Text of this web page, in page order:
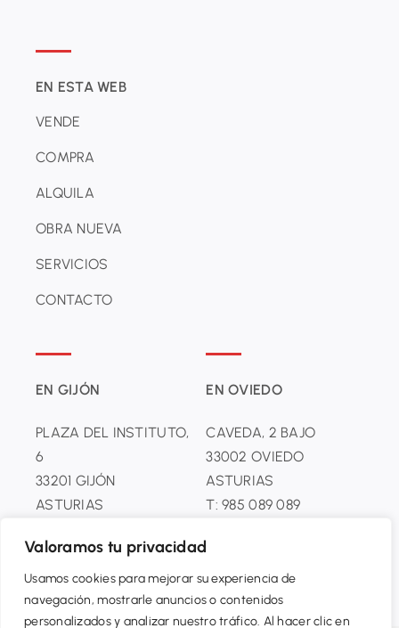
Valoramos tu privacidad
Usamos cookies para mejorar su experiencia de
navegación, mostrarle anuncios o contenidos
personalizados y analizar nuestro tráfico. Al hacer clic en
EN ESTA WEB
VENDE
COMPRA
ALQUILA
OBRA NUEVA
SERVICIOS
CONTACTO
EN GIJÓN
PLAZA DEL INSTITUTO,
6
33201 GĲÓN
ASTURIAS
EN OVIEDO
CAVEDA, 2 BAJO
33002 OVIEDO
ASTURIAS
T: 985 089 089